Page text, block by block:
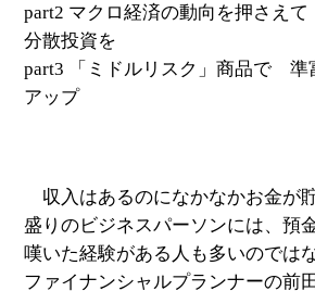
part2 マクロ経済の動向を押さえ
分散投資を
part3 「ミドルリスク」商品で 準
アップ
収入はあるのになかなかお金が
盛りのビジネスパーソンには、預
嘆いた経験がある人も多いのでは
ファイナンシャルプランナーの前